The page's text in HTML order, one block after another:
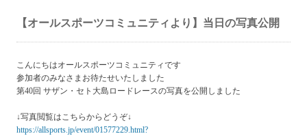
【オールスポーツコミュニティより】当日の写真公開
こんにちはオールスポーツコミュニティです
参加者のみなさまお待たせいたしました
第40回 サザン・セト大島ロードレースの写真を公開しました
↓写真閲覧はこちらからどうぞ↓
https://allsports.jp/event/01577229.html?